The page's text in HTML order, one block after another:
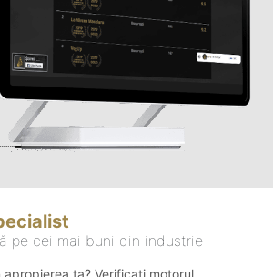
pe cei mai buni din industrie
apropierea ta? Verificați motorul